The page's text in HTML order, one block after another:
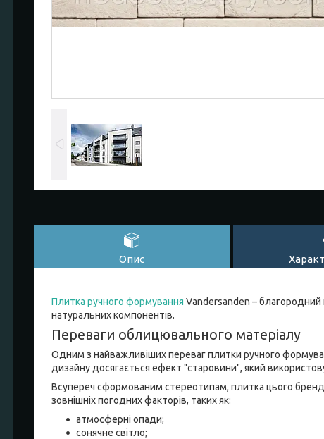
Опис
Плитка ручного формування Vandersanden –
натуральних компонентів.
Переваги облицювального матеріалу
Одним з найважливіших переваг плитки ручного
дизайну досягається ефект "старовини", який
Всупереч сформованим стереотипам, плитка цього
зовнішніх погодних факторів, таких як:
атмосферні опади;
сонячне світло;